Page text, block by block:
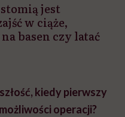
jest
w ciąże,
basen czy latać
kiedy pierwszy
operacji?